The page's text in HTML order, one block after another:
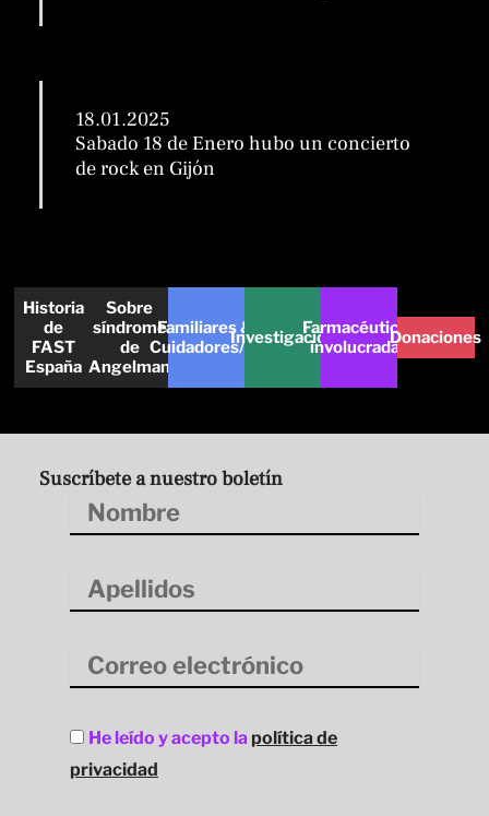
18.01.2025
Sabado 18 de Enero hubo un concierto
de rock en Gijón
Historia
de
FAST
España
Sobre
síndrome
de
Angelman
Familiares &
Cuidadores/asInvestigaciónFarmacéuticas
involucradasDonaciones
Suscríbete a nuestro boletín
Nombre
Apellidos
Correo
electrónico
Aceptación
He leído y acepto la política de
privacidad